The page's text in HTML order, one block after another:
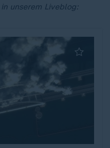
unserem Liveblog: